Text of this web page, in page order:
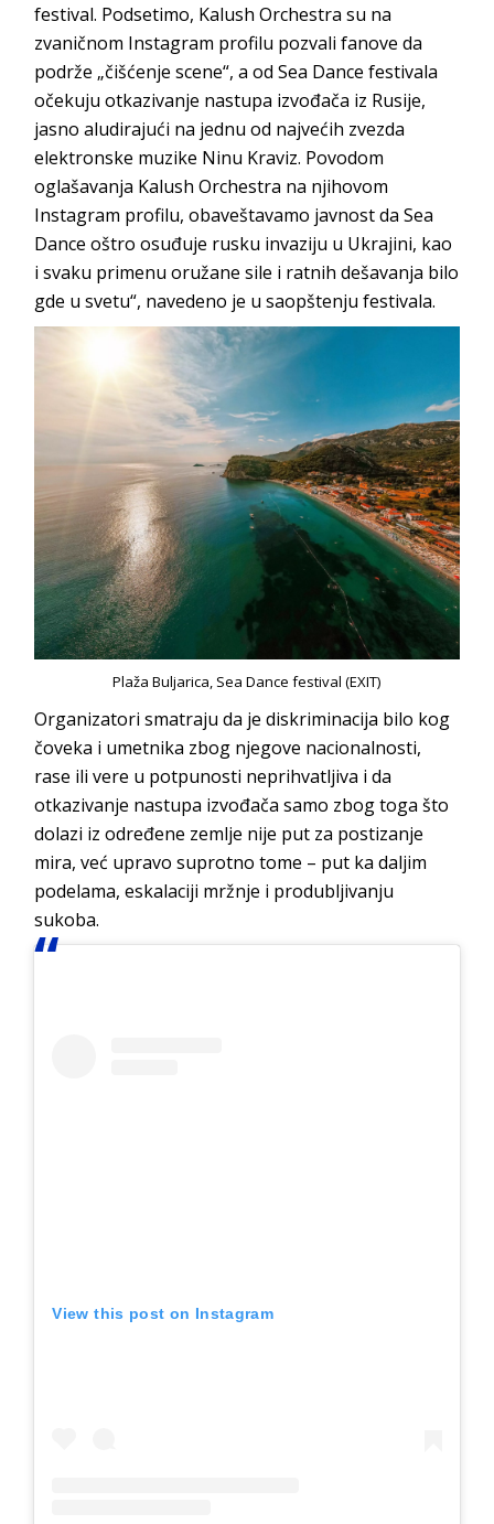
festival. Podsetimo, Kalush Orchestra su na
zvaničnom Instagram profilu pozvali fanove da
podrže „čišćenje scene“, a od Sea Dance festivala
očekuju otkazivanje nastupa izvođača iz Rusije,
jasno aludirajući na jednu od najvećih zvezda
elektronske muzike Ninu Kraviz. Povodom
oglašavanja Kalush Orchestra na njihovom
Instagram profilu, obaveštavamo javnost da Sea
Dance oštro osuđuje rusku invaziju u Ukrajini, kao
i svaku primenu oružane sile i ratnih dešavanja bilo
gde u svetu“, navedeno je u saopštenju festivala.
Plaža Buljarica, Sea Dance festival (EXIT)
Organizatori smatraju da je diskriminacija bilo kog
čoveka i umetnika zbog njegove nacionalnosti,
rase ili vere u potpunosti neprihvatljiva i da
otkazivanje nastupa izvođača samo zbog toga što
dolazi iz određene zemlje nije put za postizanje
mira, već upravo suprotno tome – put ka daljim
podelama, eskalaciji mržnje i produbljivanju
sukoba.
View this post on Instagram